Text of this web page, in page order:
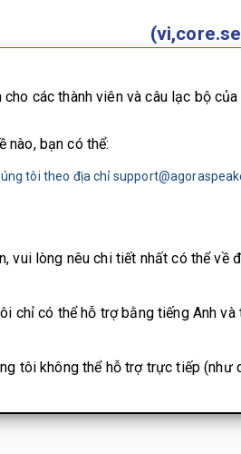
cho các thành viên và câu lạc bộ
nào, bạn có thể:
tôi theo địa chỉ
vui lòng nêu chi tiết nhất có thể về
chỉ có thể hỗ trợ bằng tiếng Anh và
tôi không thể hỗ trợ trực tiếp (như